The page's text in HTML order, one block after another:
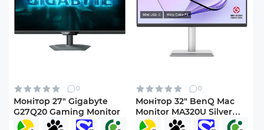
0
Монітор 27" Gigabyte
G27Q20 Gaming Monitor
0
Монітор 32" BenQ Mac
Monitor MA320U Silver
(9H.LMXLB.QBE)